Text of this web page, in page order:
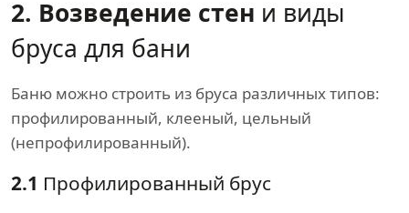
2. Возведение стен и виды
бруса для бани
Баню можно строить из бруса различных типов:
профилированный, клееный, цельный
(непрофилированный).
2.1 Профилированный брус